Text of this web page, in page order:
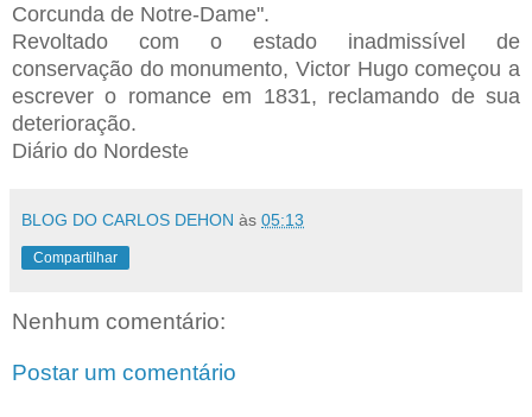
Corcunda de Notre-Dame".
Revoltado com o estado inadmissível de
conservação do monumento, Victor Hugo começou a
escrever o romance em 1831, reclamando de sua
deterioração.
Diário do Nordeste
BLOG DO CARLOS DEHON às 05:13
Compartilhar
Nenhum comentário:
Postar um comentário